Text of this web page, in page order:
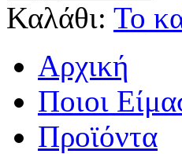
Καλάθι: Το
Αρχική
Ποιοι
Προϊόντα